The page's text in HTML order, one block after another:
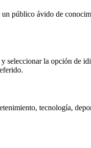
público ávido de
seleccionar la opción de
tecnología,